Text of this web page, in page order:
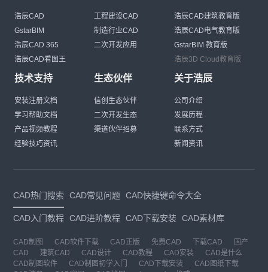
浩辰CAD
GstarBIM
浩辰CAD 365
浩辰CAD看图王
工程建设CAD
制造行业CAD
二次开发应用
浩辰CAD建筑教育版
浩辰CAD电气教育版
GstarBIM 教育版
浩辰3D Cloud教育版
技术支持
安装注册文档
学习帮助文档
产品视频教程
经验技巧资讯
生态伙伴
信创生态伙伴
二次开发生态
渠道伙伴招募
关于浩辰
公司介绍
发展历程
联系方式
新闻资讯
CAD热门搜索 CAD常见问题 CAD快捷键命令大全
CAD入门教程 CAD进阶教程 CAD下载安装 CAD素材库
CAD制图 CAD软件下载 CAD正版 免费CAD 下载CAD
国产
CAD
建筑CAD CAD设计 CAD教程 CAD安装
CAD是什么
CAD制图软件
CAD制图初学入门 CAD下载安装
CAD图纸下载